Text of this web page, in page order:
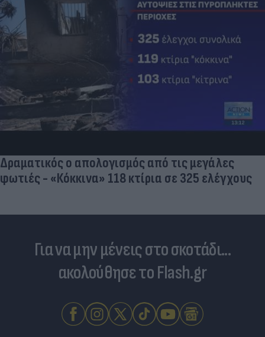
Δραματικός ο απολογισμός από τις μεγάλες
φωτιές - «Κόκκινα» 118 κτίρια σε 325 ελέγχους
Για να μην μένεις στο σκοτάδι...
ακολούθησε το Flash.gr